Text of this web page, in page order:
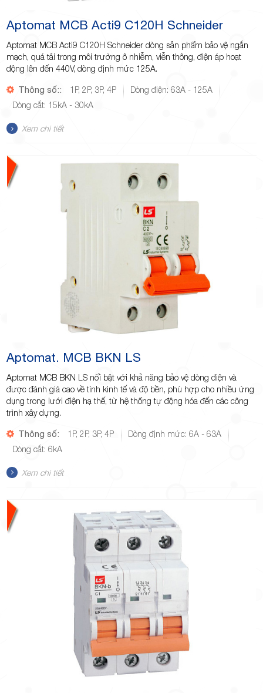
Aptomat MCB Acti9 C120H Schneider
Aptomat MCB Acti9 C120H Schneider dòng sản phẩm bảo vệ ngắn
mạch, quá tải trong môi trường ô nhiễm, viễn thông, điện áp hoạt
động lên đến 440V, dòng định mức 125A.
Thông số:: 1P, 2P, 3P, 4P
Dòng điện: 63A - 125A
Dòng cắt: 15kA - 30kA
Xem chi tiết
Aptomat. MCB BKN LS
Aptomat MCB BKN LS nổi bật với khả năng bảo vệ dòng điện và
được đánh giá cao về tính kinh tế và độ bền, phù hợp cho nhiều ứng
dụng trong lưới điện hạ thế, từ hệ thống tự động hóa đến các công
trình xây dựng.
Thông số: 1P, 2P, 3P, 4P
Dòng định mức: 6A - 63A
Dòng cắt: 6kA
Xem chi tiết